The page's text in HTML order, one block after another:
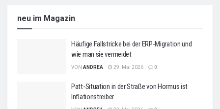
neu im Magazin
Häufige Fallstricke bei der ERP-Migration und
wie man sie vermeidet
VON ANDREA 29. Mai 2026 0
Patt-Situation in der Straße von Hormus ist
Inflationstreiber